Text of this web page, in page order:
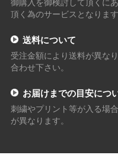
御購入を御検討して頂くに
頂く為のサービスとなります
送料について
受注金額により送料が異な
合わせ下さい。
お届けまでの目安につ
刺繍やプリント等が入る場
が異なります。